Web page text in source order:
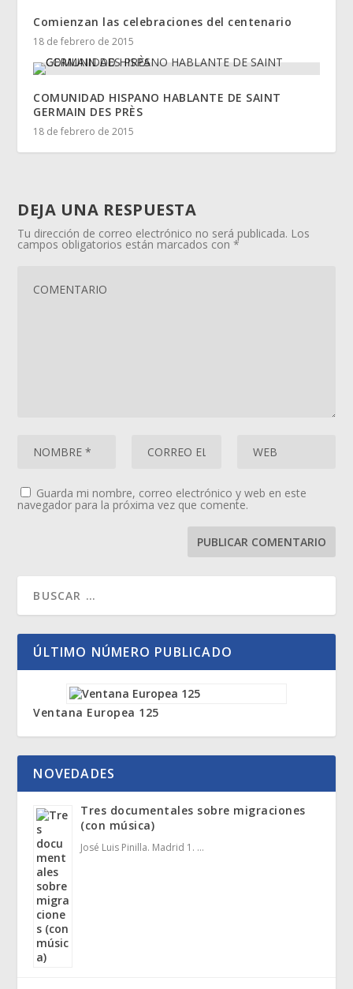
Comienzan las celebraciones del centenario
18 de febrero de 2015
COMUNIDAD HISPANO HABLANTE DE SAINT
GERMAIN DES PRÈS
18 de febrero de 2015
DEJA UNA RESPUESTA
Tu dirección de correo electrónico no será publicada. Los
campos obligatorios están marcados con*
Guarda mi nombre, correo electrónico y web en este
navegador para la próxima vez que comente.
ÚLTIMO NÚMERO PUBLICADO
Ventana Europea 125
NOVEDADES
Tres documentales sobre migraciones
(con música)
José Luis Pinilla. Madrid 1. …